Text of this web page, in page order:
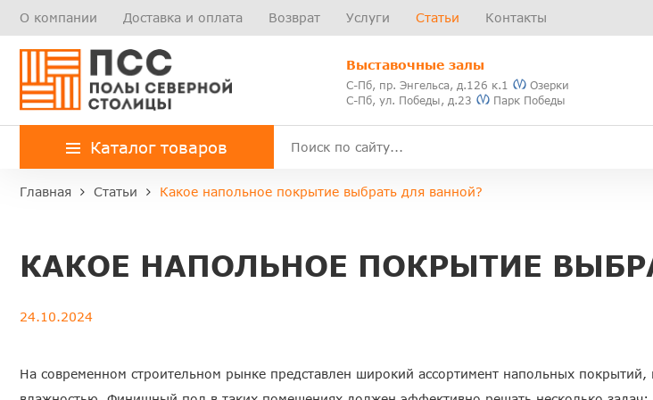
О компании Доставка и оплата Возврат Услуги Статьи Контакты
Выставочные залы
С-Пб, пр. Энгельса, д.126 к.1
Озерки
С-Пб, ул. Победы, д.23
Парк Победы
Каталог товаров
Главная Статьи Какое напольное покрытие выбрать для ванной?
КАКОЕ НАПОЛЬНОЕ ПОКРЫТИЕ
24.10.2024
На современном строительном рынке представлен широкий ассортимент напольных